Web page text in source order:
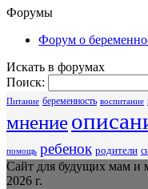
Форумы
Форум о
Искать в форумах
Поиск:
Питание беременность воспитание
мнение
помощь ребенок родители
Сайт для будущих мам и
2026 г.